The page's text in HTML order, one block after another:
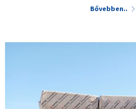
Bővebben..